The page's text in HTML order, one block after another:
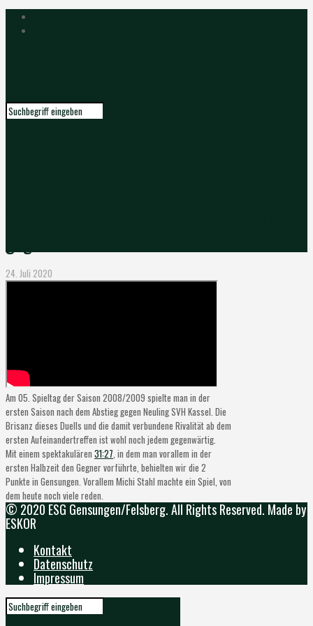
24. Juli 2020
Am 05. Spieltag der Saison 2008/2009 spielte man in der
ersten Saison nach dem Abstieg gegen Neuling SVH Kassel. Die
Brisanz dieses Duells und die damit verbundene Rivalität ab dem
ersten Aufeinandertreffen ist wohl noch jedem gegenwärtig.
Mit einem spektakulären 31:27 , in dem man vorallem in der
ersten Halbzeit den Gegner vorführte, behielten wir die 2
Punkte in Gensungen. Vorallem Michi Stahl machte ein Spiel, von
dem heute noch viele reden.
© 2020 ESG Gensungen/Felsberg. All Rights Reserved. Made by
ESKOR
Kontakt
Datenschutz
Impressum